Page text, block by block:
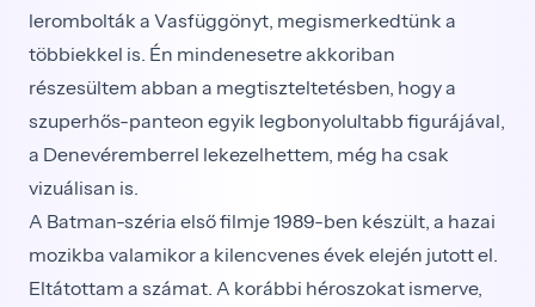
lerombolták a Vasfüggönyt, megismerkedtünk a
többiekkel is. Én mindenesetre akkoriban
részesültem abban a megtiszteltetésben, hogy a
szuperhős-panteon egyik legbonyolultabb figurájával,
a Denevéremberrel lekezelhettem, még ha csak
vizuálisan is.
A Batman-széria első filmje 1989-ben készült, a hazai
mozikba valamikor a kilencvenes évek elején jutott el.
Eltátottam a számat. A korábbi héroszokat ismerve,